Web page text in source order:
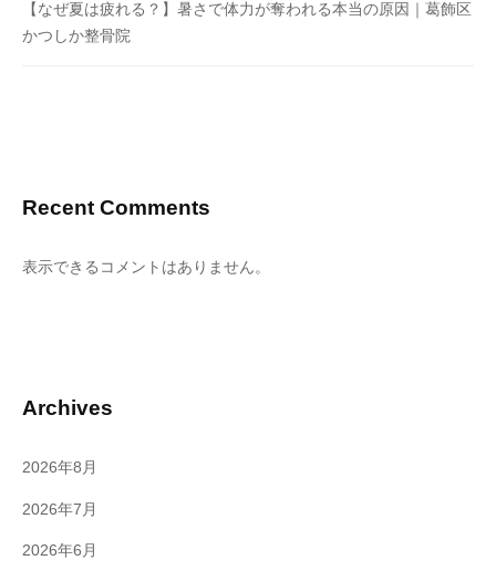
【なぜ夏は疲れる？】暑さで体力が奪われる本当の原因｜葛飾区
かつしか整骨院
Recent Comments
表示できるコメントはありません。
Archives
2026年8月
2026年7月
2026年6月